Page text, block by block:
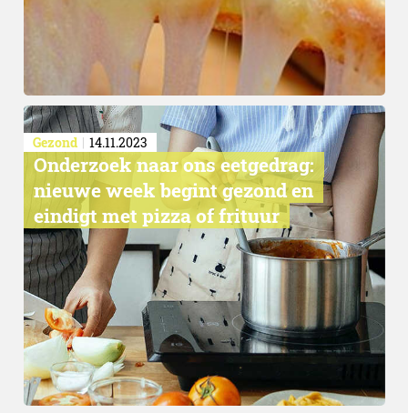
Gezond 14.11.2023
Onderzoek naar ons eetgedrag:
nieuwe week begint gezond en
eindigt met pizza of frituur